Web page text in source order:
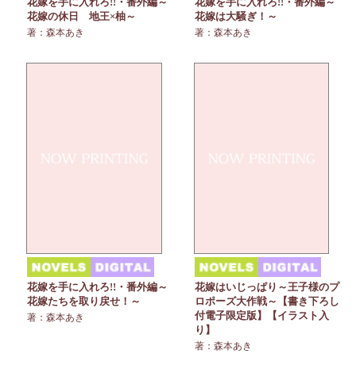
花嫁の休日 地王×柚～
著：森本あき
花嫁は大騒ぎ！～
著：森本あき
花嫁を手に入れろ!!・番外編～
花嫁たちを取り戻せ！～
著：森本あき
花嫁はいじっぱり～王子様のプ
ロポーズ大作戦～【書き下ろし
付電子限定版】【イラスト入
り】
著：森本あき